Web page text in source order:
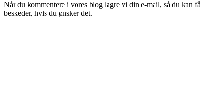
Når du kommentere i vores blog lagre vi din e-mail, så du kan få
beskeder, hvis du ønsker det.